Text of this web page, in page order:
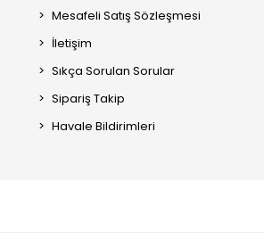
Mesafeli Satış Sözleşmesi
İletişim
Sıkça Sorulan Sorular
Sipariş Takip
Havale Bildirimleri